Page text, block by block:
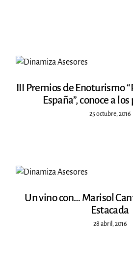
III Premios de Enoturismo
España”, conoce a
25 octubre, 2016
Un vino con… Marisol
Estacada
28 abril, 2016